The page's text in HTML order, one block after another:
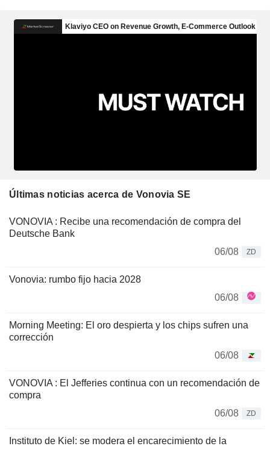
Últimas noticias acerca de Vonovia SE
VONOVIA : Recibe una recomendación de compra del
Deutsche Bank
06/08
ZD
Vonovia: rumbo fijo hacia 2028
06/08
Morning Meeting: El oro despierta y los chips sufren una
corrección
06/08
VONOVIA : El Jefferies continua con un recomendación de
compra
06/08
ZD
Instituto de Kiel: se modera el encarecimiento de la